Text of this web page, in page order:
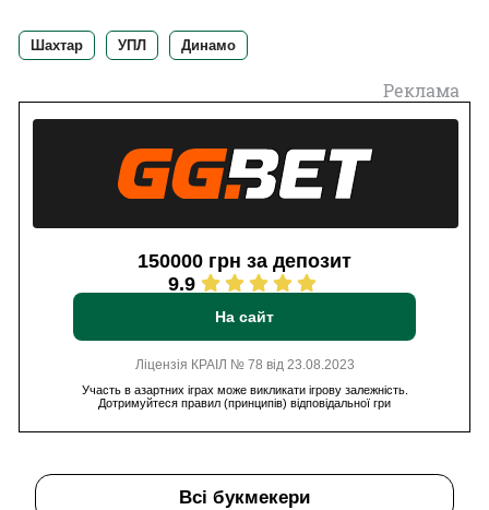
Шахтар УПЛ Динамо
Реклама
150000 грн за депозит
9.9
На сайт
Ліцензія КРАІЛ № 78 від 23.08.2023
Участь в азартних іграх може викликати ігрову залежність.
Дотримуйтеся правил (принципів) відповідальної гри
Всі букмекери